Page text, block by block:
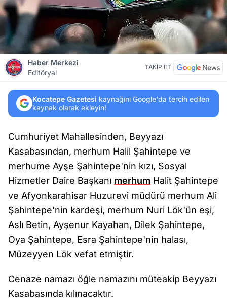
Haber Merkezi
Editöryal
TAKİP ET
Kocatepe Gazetesi kaynağını Google'da tercih edilen
kaynak olarak ekleyin!
Cumhuriyet Mahallesinden, Beyyazı
Kasabasından, merhum Halil Şahintepe ve
merhume Ayşe Şahintepe'nin kızı, Sosyal
Hizmetler Daire Başkanı merhum Halit Şahintepe
ve Afyonkarahisar Huzurevi müdürü merhum Ali
Şahintepe'nin kardeşi, merhum Nuri Lök'ün eşi,
Aslı Betin, Ayşenur Kayahan, Dilek Şahintepe,
Oya Şahintepe, Esra Şahintepe'nin halası,
Müzeyyen Lök vefat etmiştir.
Cenaze namazı öğle namazını müteakip Beyyazı
Kasabasında kılınacaktır.